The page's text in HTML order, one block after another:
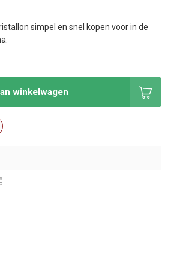
simpel en snel kopen voor in de
winkelwagen